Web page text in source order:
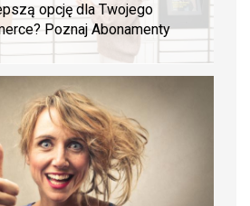
opcję dla Twojego
Poznaj Abonamenty